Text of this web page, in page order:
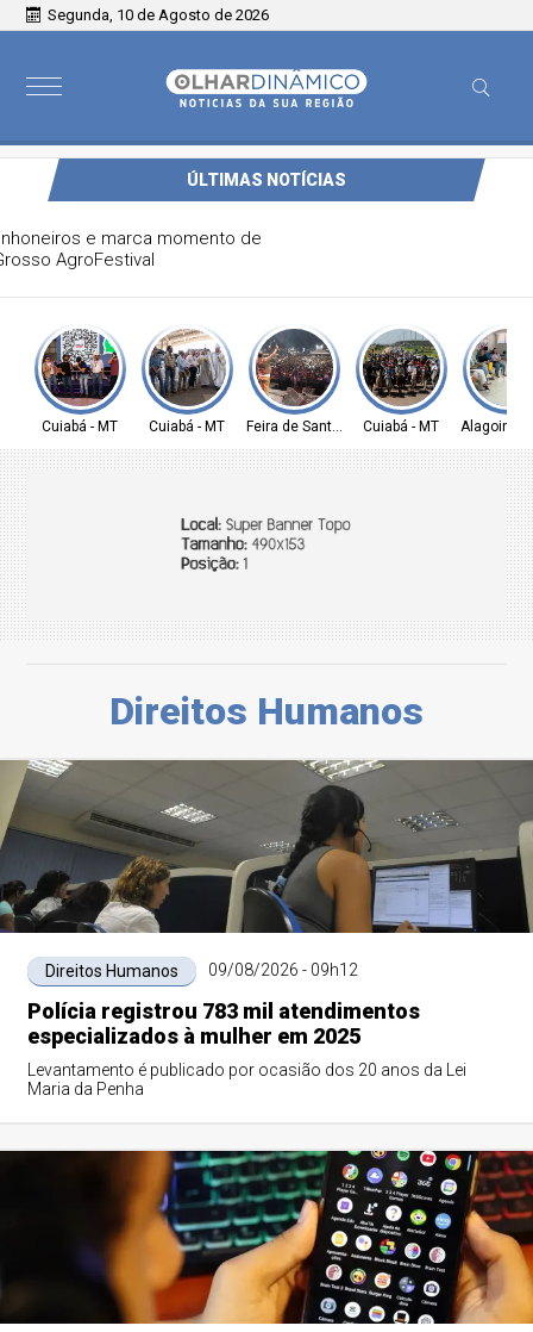
Segunda, 10 de Agosto de 2026
ÚLTIMAS NOTÍCIAS
Missa campal reúne caminhoneiros e marca momento de
fé no Mato Grosso AgroFestival
Cuiabá - MT Cuiabá - MT Feira de Santana-BACuiabá - MT
Direitos Humanos
Direitos Humanos 09/08/2026 - 09h12
Polícia registrou 783 mil atendimentos
especializados à mulher em 2025
Levantamento é publicado por ocasião dos 20 anos da Lei
Maria da Penha